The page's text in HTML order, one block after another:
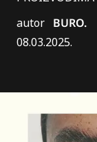
autor BURO.
08.03.2025.